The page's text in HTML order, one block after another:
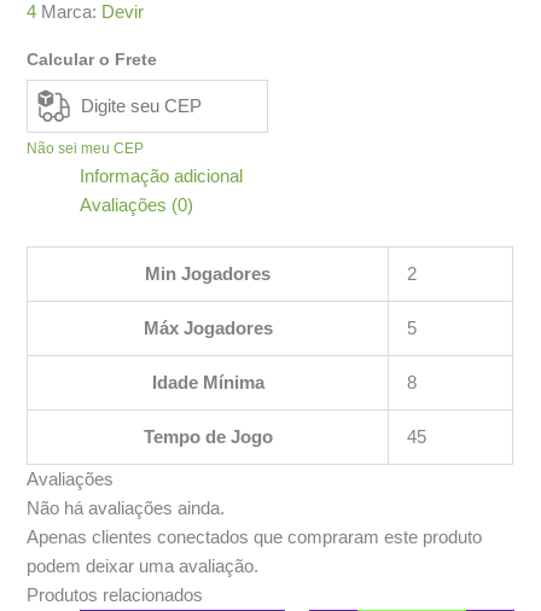
4 Marca: Devir
Calcular o Frete
Não sei meu CEP
Informação adicional
Avaliações (0)
Min Jogadores 2
Máx Jogadores 5
Idade Mínima 8
Tempo de Jogo 45
Avaliações
Não há avaliações ainda.
Apenas clientes conectados que compraram este produto
podem deixar uma avaliação.
Produtos relacionados